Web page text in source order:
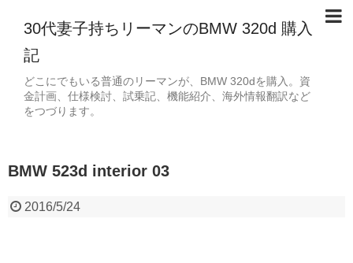
30代妻子持ちリーマンのBMW 320d 購入
記
どこにでもいる普通のリーマンが、BMW 320dを購入。資
金計画、仕様検討、試乗記、機能紹介、海外情報翻訳など
をつづります。
BMW 523d interior 03
2016/5/24